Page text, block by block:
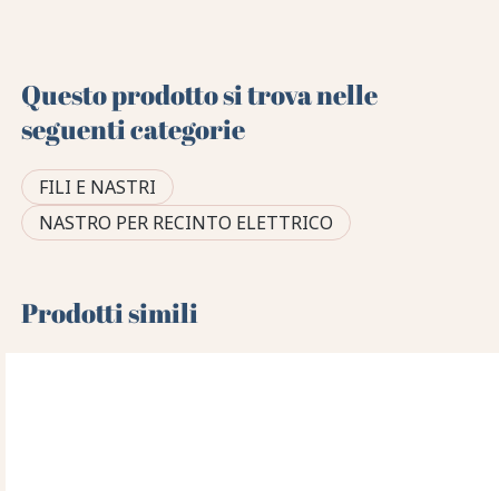
Questo prodotto si trova nelle
seguenti categorie
FILI E NASTRI
NASTRO PER RECINTO ELETTRICO
Prodotti simili